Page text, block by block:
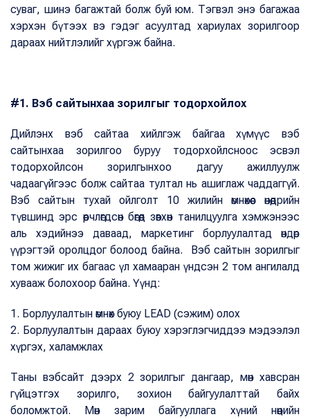
суваг, шинэ багажтай болж буй юм. Тэгвэл энэ багажаа
хэрхэн бүтээх вэ гэдэг асуултад хариулах зорилгоор
дараах нийтлэлийг хүргэж байна.
#1. Вэб сайтынхаа зорилгыг тодорхойлох
Дийлэнх вэб сайтаа хийлгэж байгаа хүмүүс вэб
сайтынхаа зорилгоо буруу тодорхойлсноос эсвэл
тодорхойлсон зорилгынхоо дагуу ажиллуулж
чадаагүйгээс болж сайтаа тултал нь ашиглаж чаддаггүй.
Вэб сайтын тухай ойлголт 10 жилийн өмнөхөөс өнөөдрийн
түвшинд эрс өөрчлөгдсөн бөгөөд зөвхөн танилцуулга хэмжэнээс
аль хэдийнээ даваад, маркетинг борлуулалтад өндөр
үүрэгтэй оролцдог болоод байна. Вэб сайтын зорилгыг
том жижиг их багаас үл хамааран үндсэн 2 том ангилалд
хувааж болохоор байна. Үүнд:
1. Борлуулалтын өмнөх буюу LEAD (сэжим) олох
2. Борлуулалтын дараах буюу хэрэглэгчиддээ мэдээлэл
хүргэх, халамжлах
Таны вэбсайт дээрх 2 зорилгыг дангаар, мөн хавсран
гүйцэтгэх зорилго, зохион байгуулалттай байх
боломжтой. Мөн зарим байгууллага хүний нөөцийн